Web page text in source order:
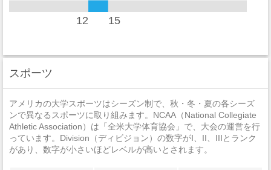
自動車盗難 0
放火 0
12 15
スポーツ
アメリカの大学スポーツはシーズン制で、秋・冬・夏の各シーズ
ンで異なるスポーツに取り組みます。NCAA（National Collegiate
Athletic Association）は「全米大学体育協会」で、大会の運営を行
っています。Division（ディビジョン）の数字がI、II、IIIとランク
があり、数字が小さいほどレベルが高いとされます。